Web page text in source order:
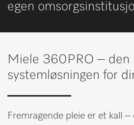
Miele MOVE
egen
Miele 360PRO – den
systemløsningen for
Fremragende pleie er et kall –